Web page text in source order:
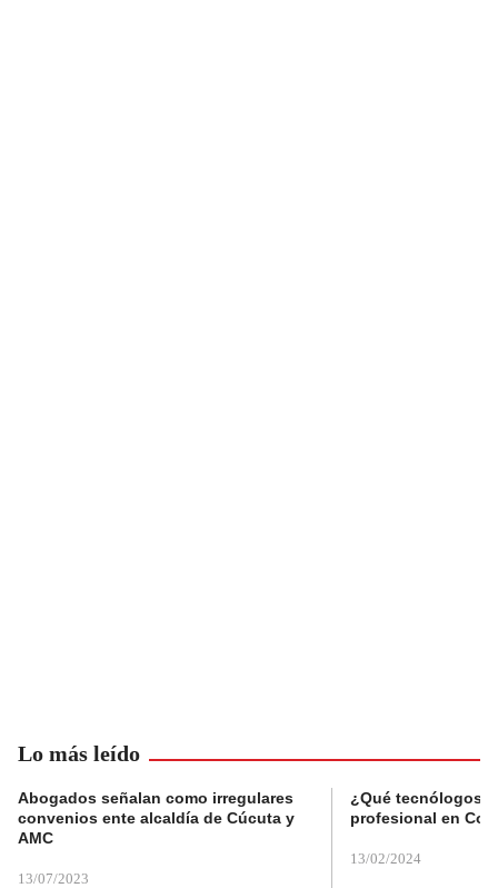
Lo más leído
Abogados señalan como irregulares
convenios ente alcaldía de Cúcuta y
AMC
13/07/2023
¿Qué tecnólogos
profesional en
13/02/2024